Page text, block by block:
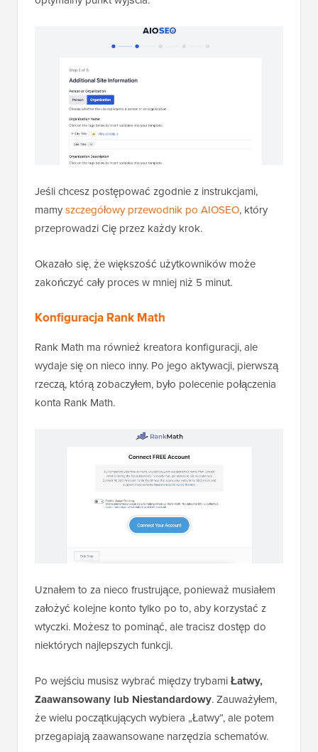
Jeśli chcesz postępować zgodnie z instrukcjami,
mamyszczegółowy przewodnik po AIOSEO, który
przeprowadzi Cię przez każdy krok.
Okazało się, że większość użytkowników może
zakończyć cały proces w mniej niż 5 minut.
Konfiguracja Rank Math
Rank Math ma również kreatora konfiguracji, ale
wydaje się on nieco inny. Po jego aktywacji, pierwszą
rzeczą, którą zobaczyłem, było polecenie połączenia
konta Rank Math.
Uznałem to za nieco frustrujące, ponieważ musiałem
założyć kolejne konto tylko po to, aby korzystać z
wtyczki. Możesz to pominąć, ale tracisz dostęp do
niektórych najlepszych funkcji.
Po wejściu musisz wybrać między trybamiŁatwy,
Zaawansowany lub Niestandardowy. Zauważyłem,
że wielu początkujących wybiera „Łatwy”, ale potem
przegapiają zaawansowane narzędzia schematów.